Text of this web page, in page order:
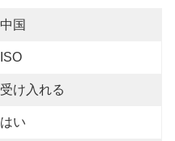
中国
ISO
受け入れる
はい